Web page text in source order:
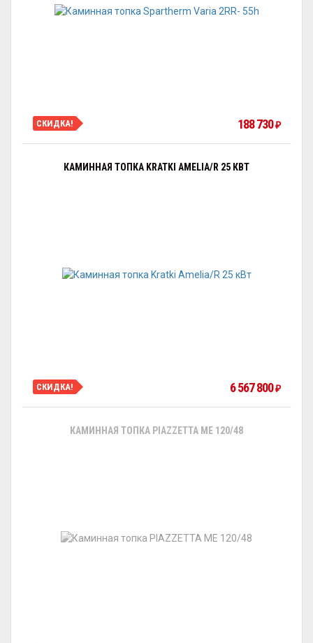
СКИДКА! 188 730₽
КАМИННАЯ ТОПКА KRATKI AMELIA/R 25 КВТ
СКИДКА! 6 567 800₽
КАМИННАЯ ТОПКА PIAZZETTA ME 120/48